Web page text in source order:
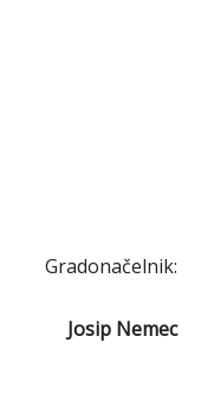
Gradonačelnik:
Josip Nemec